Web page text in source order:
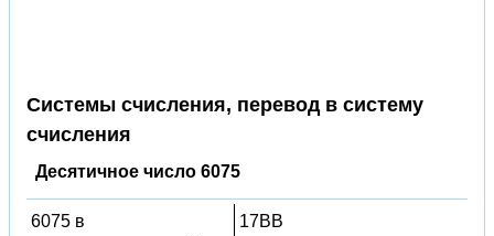
Системы счисления, перевод в систему
счисления
Десятичное число 6075
6075 в
17BB